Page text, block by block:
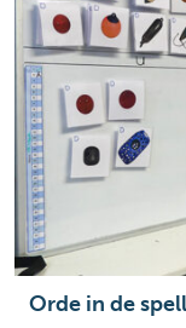
Orde in de